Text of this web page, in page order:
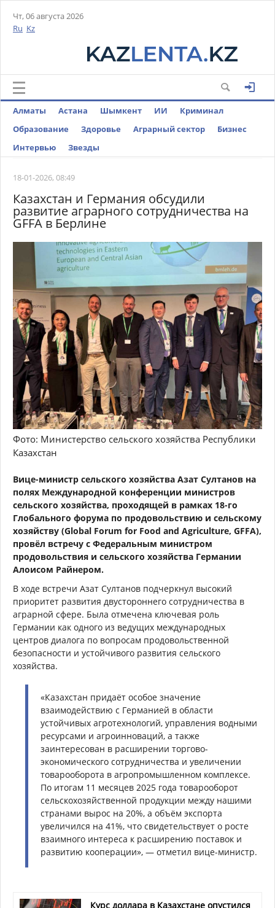
Чт, 06 августа 2026
Ru Kz
Алматы Астана Шымкент ИИ
Криминал
Образование
Здоровье Аграрный сектор
Бизнес
Интервью
Звезды
18-01-2026, 08:49
Казахстан и Германия обсудили
развитие аграрного сотрудничества на
GFFA в Берлине
Фото: Министерство сельского хозяйства Республики
Казахстан
Вице-министр сельского хозяйства Азат Султанов на
полях Международной конференции министров
сельского хозяйства, проходящей в рамках 18-го
Глобального форума по продовольствию и сельскому
хозяйству (Global Forum for Food and Agriculture, GFFA),
провёл встречу с Федеральным министром
продовольствия и сельского хозяйства Германии
Алоисом Райнером.
В ходе встречи Азат Султанов подчеркнул высокий
приоритет развития двустороннего сотрудничества в
аграрной сфере. Была отмечена ключевая роль
Германии как одного из ведущих международных
центров диалога по вопросам продовольственной
безопасности и устойчивого развития сельского
хозяйства.
«Казахстан придаёт особое значение
взаимодействию с Германией в области
устойчивых агротехнологий, управления водными
ресурсами и агроинноваций, а также
заинтересован в расширении торгово-
экономического сотрудничества и увеличении
товарооборота в агропромышленном комплексе.
По итогам 11 месяцев 2025 года товарооборот
сельскохозяйственной продукции между нашими
странами вырос на 20%, а объём экспорта
увеличился на 41%, что свидетельствует о росте
взаимного интереса к расширению поставок и
развитию кооперации», — отметил вице-министр.
Курс доллара в Казахстане опустился